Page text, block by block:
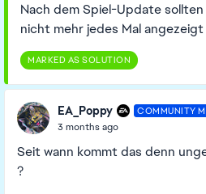
Nach dem Spiel-Update
nicht mehr jedes Mal angezeigt
MARKED AS SOLUTION
EA_Poppy COMMUNITY
3 months ago
Seit wann kommt das denn
?